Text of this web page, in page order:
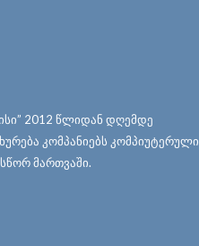
2012 წლიდან დღემდე
კომპანიებს კომპიუტერული
მართვაში.